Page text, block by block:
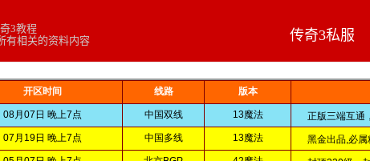
3教程
有相关的资料内容
传奇3私服